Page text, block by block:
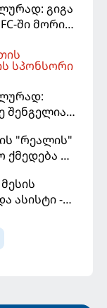
ზღაპარი
გიგა
ში მორიგ
სპონსორი
შენგელია
"რეალის"
და
გადაწყდა
მესის
ასისტი -
მოუგო